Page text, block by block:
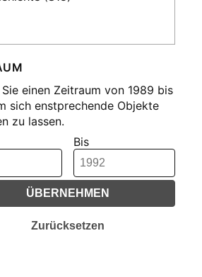
Sie einen Zeitraum von 1989 bis
sich enstprechende Objekte
zu lassen.
Bis
ÜBERNEHMEN
Zurücksetzen